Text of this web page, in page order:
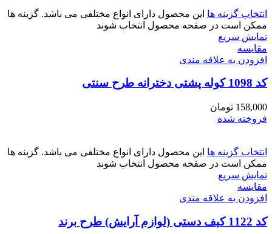
انتخاب گزینه ها این محصول دارای انواع مختلفی می باشد. گزینه ها
ممکن است در صفحه محصول انتخاب شوند
نمایش سریع
مقايسه
افزودن به علاقه مندی
کد 1098 کوله پشتی دخترانه طرح سنتی
158,000 تومان
فروخته شده
انتخاب گزینه ها این محصول دارای انواع مختلفی می باشد. گزینه ها
ممکن است در صفحه محصول انتخاب شوند
نمایش سریع
مقايسه
افزودن به علاقه مندی
کد 1122 کیف دستی (لوازم آرایش) طرح برند